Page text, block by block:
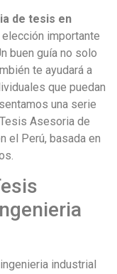
de tesis en
importante
buen guía no solo
te ayudará a
que puedan
una serie
Asesoria de
el Perú, basada en
industrial